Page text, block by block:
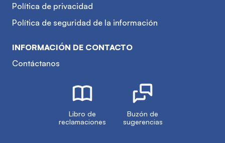
Política de privacidad
Política de seguridad de la información
INFORMACIÓN DE CONTACTO
Contáctanos
Libro de
reclamaciones
Buzón de
sugerencias